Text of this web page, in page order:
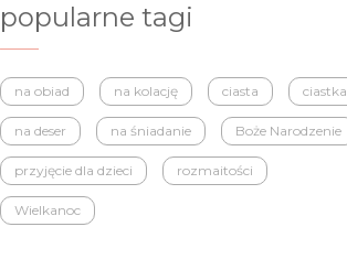
popularne tagi
na obiad na kolację ciasta ciastka
na deser na śniadanie Boże Narodzenie
przyjęcie dla dzieci rozmaitości
Wielkanoc